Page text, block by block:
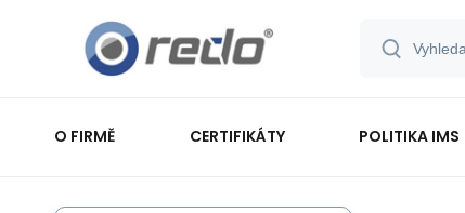
O FIRMĚ CERTIFIKÁTY POLITIKA IMS